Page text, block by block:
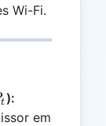
Wi-Fi.
t):
em